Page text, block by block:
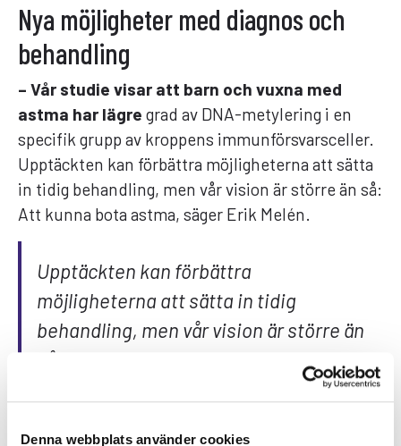
Denna webbplats använder cookies
Nya möjligheter med diagnos och
behandling
– Vår studie visar att barn och vuxna med
astma har lägre grad av DNA-metylering i en
specifik grupp av kroppens immunförsvarsceller.
Upptäckten kan förbättra möjligheterna att sätta
in tidig behandling, men vår vision är större än så:
Att kunna bota astma, säger Erik Melén.
Upptäckten kan förbättra
möjligheterna att sätta in tidig
behandling, men vår vision är större än
så: Att kunna bota astma.
förändringarnasom orsakar astma, vilket i